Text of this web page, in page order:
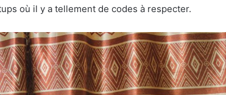
où il y a tellement de codes à respecter.